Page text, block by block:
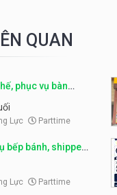
QUAN
phục vụ bàn
Lực Parttime
bếp bánh, shipper
Lực Parttime